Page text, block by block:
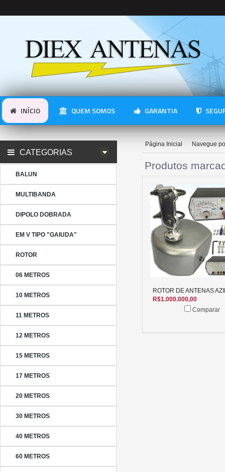
INÍCIO QUEM SOMOS GARANTIA
CATEGORIAS
BALUN
MULTIBANDA
DIPOLO DOBRADA
EM V TIPO "GAIUDA"
ROTOR
06 METROS
10 METROS
11 METROS
12 METROS
15 METROS
17 METROS
20 METROS
30 METROS
40 METROS
60 METROS
Página Inicial Navegue
Produtos
ROTOR DE ANTENAS
R$1.000.000,00
Comparar